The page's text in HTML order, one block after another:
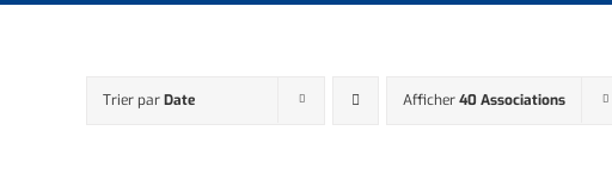
Trier parDate Afficher40 Associations